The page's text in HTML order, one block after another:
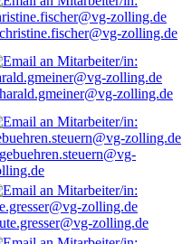
christine.fischer@vg-zolling.de
harald.gmeiner@vg-zolling.de
gebuehren.steuern@vg-
ute.gresser@vg-zolling.de